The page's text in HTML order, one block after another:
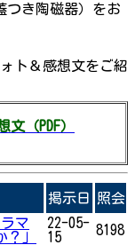
き陶磁器）をお
ト＆感想文をご紹
（PDF）
掲示日 照会
マ
？」
22-05-
15
8198